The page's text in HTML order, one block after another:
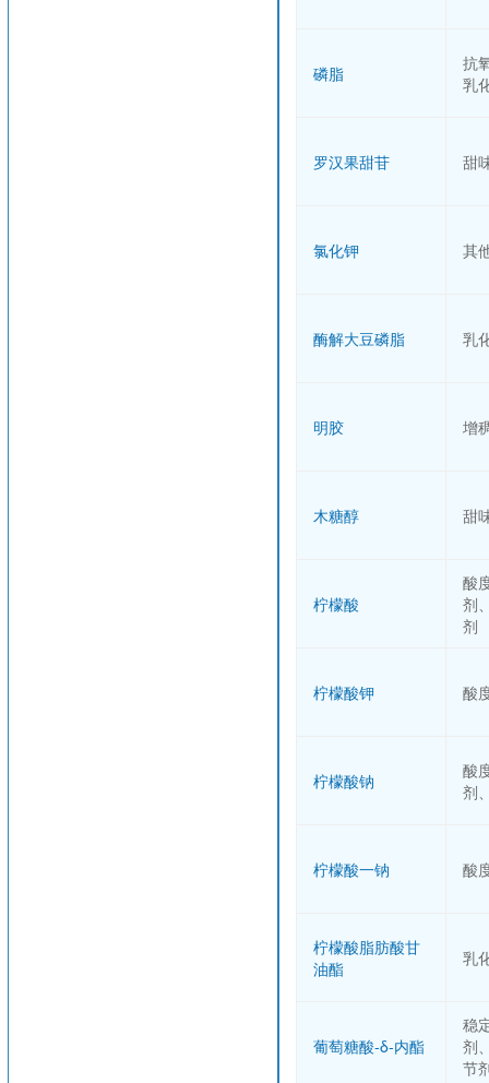
磷脂
抗
乳
罗汉果甜苷 甜
氯化钾 其
酶解大豆磷脂 乳
明胶 增
木糖醇 甜
柠檬酸
酸
剂
剂
柠檬酸钾 酸
柠檬酸钠
酸
剂
柠檬酸一钠 酸
柠檬酸脂肪酸甘
油酯
乳
葡萄糖酸-δ-内酯
稳
剂
节